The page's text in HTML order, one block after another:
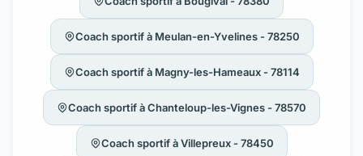
Coach sportif à Meulan-en-Yvelines - 78250
Coach sportif à Magny-les-Hameaux - 78114
Coach sportif à Chanteloup-les-Vignes - 78570
Coach sportif à Villepreux - 78450